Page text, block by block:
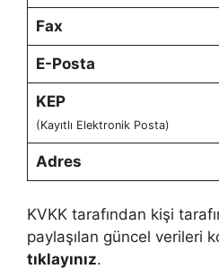
Fax
E-Posta
KEP
(Kayıtlı Elektronik Posta)
Adres
KVKK tarafından kişi
paylaşılan güncel verileri
tıklayınız.